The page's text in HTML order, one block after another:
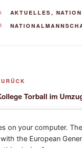
KATEGORIEN
AKTUELLES ,
SCHLAGWÖRTER
Torball im
on your computer.
the European